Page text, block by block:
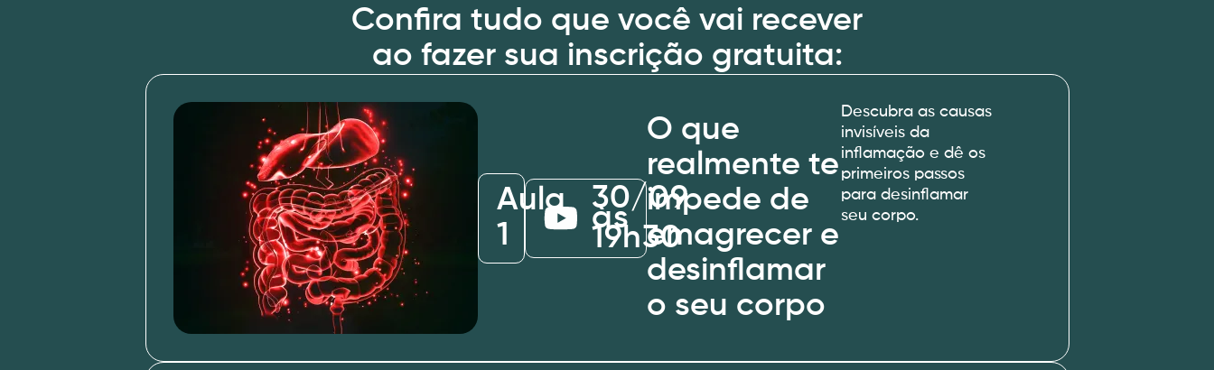
Confira tudo que você vai recever
ao fazer sua inscrição gratuita:
Aula
1
30/09
às
19h30
O que
realmente te
impede de
emagrecer e
desinflamar
o seu corpo
Descubra as causas
invisíveis da
inflamação e dê os
primeiros passos
para desinflamar
seu corpo.